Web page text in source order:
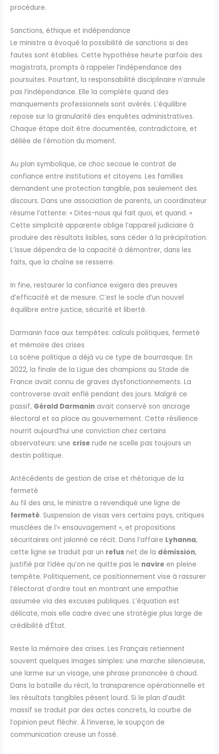
procédure.
Sanctions, éthique et indépendance
Le ministre a évoqué la possibilité de sanctions si des
fautes sont établies. Cette hypothèse heurte parfois des
magistrats, prompts à rappeler l’indépendance des
poursuites. Pourtant, la responsabilité disciplinaire n’annule
pas l’indépendance. Elle la complète quand des
manquements professionnels sont avérés. L’équilibre
repose sur la granularité des enquêtes administratives.
Chaque étape doit être documentée, contradictoire, et
déliée de l’émotion du moment.
Au plan symbolique, ce choc secoue le contrat de
confiance entre institutions et citoyens. Les familles
demandent une protection tangible, pas seulement des
discours. Dans une association de parents, un coordinateur
résume l’attente: « Dites-nous qui fait quoi, et quand. »
Cette simplicité apparente oblige l’appareil judiciaire à
produire des résultats lisibles, sans céder à la précipitation.
L’issue dépendra de la capacité à démontrer, dans les
faits, que la chaîne se resserre.
In fine, restaurer la confiance exigera des preuves
d’efficacité et de mesure. C’est le socle d’un nouvel
équilibre entre justice, sécurité et liberté.
Darmanin face aux tempêtes: calculs politiques, fermeté
et mémoire des crises
La scène politique a déjà vu ce type de bourrasque. En
2022, la finale de la Ligue des champions au Stade de
France avait connu de graves dysfonctionnements. La
controverse avait enflé pendant des jours. Malgré ce
passif, Gérald Darmanin avait conservé son ancrage
électoral et sa place au gouvernement. Cette résilience
nourrit aujourd’hui une conviction chez certains
observateurs: une crise rude ne scelle pas toujours un
destin politique.
Antécédents de gestion de crise et rhétorique de la
fermeté
Au fil des ans, le ministre a revendiqué une ligne de
fermeté. Suspension de visas vers certains pays, critiques
musclées de l’« ensauvagement », et propositions
sécuritaires ont jalonné ce récit. Dans l’affaire Lyhanna,
cette ligne se traduit par un refus net de la démission,
justifié par l’idée qu’on ne quitte pas le navire en pleine
tempête. Politiquement, ce positionnement vise à rassurer
l’électorat d’ordre tout en montrant une empathie
assumée via des excuses publiques. L’équation est
délicate, mais elle cadre avec une stratégie plus large de
crédibilité d’État.
Reste la mémoire des crises. Les Français retiennent
souvent quelques images simples: une marche silencieuse,
une larme sur un visage, une phrase prononcée à chaud.
Dans la bataille du récit, la transparence opérationnelle et
les résultats tangibles pèsent lourd. Si le plan d’audit
massif se traduit par des actes concrets, la courbe de
l’opinion peut fléchir. À l’inverse, le soupçon de
communication creuse un fossé.